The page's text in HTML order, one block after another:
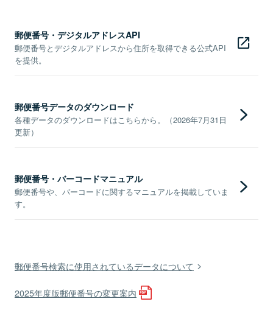
郵便番号・デジタルアドレスAPI
郵便番号とデジタルアドレスから住所を取得できる公式API
を提供。
郵便番号データのダウンロード
各種データのダウンロードはこちらから。（2026年7月31日
更新）
郵便番号・バーコードマニュアル
郵便番号や、バーコードに関するマニュアルを掲載していま
す。
郵便番号検索に使用されているデータについて
2025年度版郵便番号の変更案内